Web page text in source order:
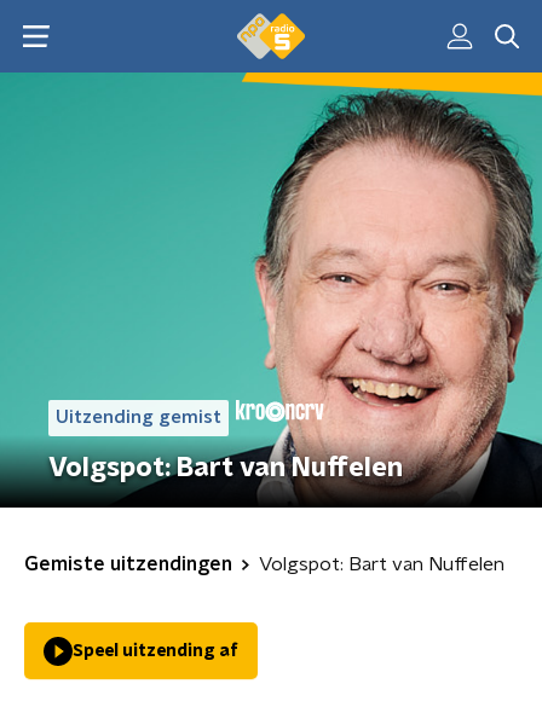
Uitzending gemist
Volgspot: Bart van Nuffelen
Gemiste uitzendingen Volgspot: Bart van Nuffelen
Speel uitzending af